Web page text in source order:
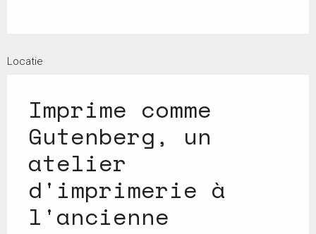
Locatie
Imprime comme
Gutenberg, un
atelier
d'imprimerie à
l'ancienne